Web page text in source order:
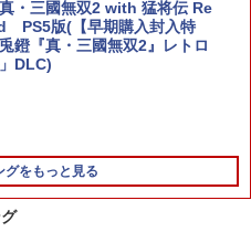
イルズ オブ エターニア リマ
版(【早期購入特典】超
ちセット)
真・三國無双2 with 猛将伝 Re
PS5版(【早期購入封入特
鐙『真・三國無双2』レトロ
DLC)
グをもっと見る